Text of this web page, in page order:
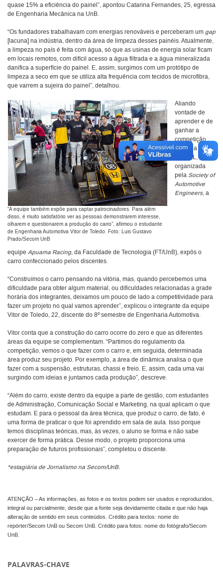
quase 15% a eficiência do painel”, apontou Catarina Fernandes, 25, egressa
de Engenharia Mecânica na UnB.
“Os fundadores trabalhavam com energias renováveis e perceberam um gap
[lacuna] na indústria, dentro da área de limpeza desses painéis. Atualmente,
a limpeza no país é feita com água, só que as usinas de energia solar ficam
em locais remotos, com difícil acesso a água filtrada e a água mineralizada
danifica a superfície do painel. E, assim, surgimos com um protótipo de
limpeza a seco em que se utiliza alta frequência com tecidos de microfibra,
que varrem a sujeira do painel”, detalhou.
“A equipe também expõe para captar patrocinadores. Para além
disso, é muito satisfatório ver as pessoas demonstrarem interesse,
olharem e questionarem a produção do carro”, afirmou o estudante
de Engenharia Automotiva Vitor de Toledo. Foto: Luis Gustavo
Prado/Secom UnB
Aliando
vontade de
aprender e de
ganhar a
competição
Fórmula SAE
BRASIL,
organizada
pela Society of
Automotive
Engineers, a
equipe Apuama Racing, da Faculdade de Tecnologia (FT/UnB), expôs o
carro confeccionado pelos discentes.
“Construímos o carro pensando na vitória, mas, quando percebemos uma
dificuldade para obter algum material, ou dificuldades relacionadas a grade
horária dos integrantes, deixamos um pouco de lado a competitividade para
fazer um projeto no qual vamos aprender”, explicou o integrante da equipe
Vitor de Toledo, 22, discente do 8º semestre de Engenharia Automotiva.
Vitor conta que a construção do carro ocorre do zero e que as diferentes
áreas da equipe se complementam. “Partimos do regulamento da
competição, vemos o que fazer com o carro e, em seguida, determinada
área produz seu projeto. Por exemplo, a área de dinâmica analisa o que
fazer com a suspensão, estruturas, chassi e freio. E, assim, cada uma vai
surgindo com ideias e juntamos cada produção”, descreve.
“Além do carro, existe dentro da equipe a parte de gestão, com estudantes
de Administração, Comunicação Social e Marketing, na qual aplicam o que
estudam. E para o pessoal da área técnica, que produz o carro, de fato, é
uma forma de praticar o que foi aprendido em sala de aula. Isso porque
temos disciplinas teóricas, mas, às vezes, o aluno se forma e não sabe
exercer de forma prática. Desse modo, o projeto proporciona uma
preparação de futuros profissionais”, completou o discente.
*estagiária de Jornalismo na Secom/UnB.
ATENÇÃO – As informações, as fotos e os textos podem ser usados e reproduzidos,
integral ou parcialmente, desde que a fonte seja devidamente citada e que não haja
alteração de sentido em seus conteúdos. Crédito para textos: nome do
repórter/Secom UnB ou Secom UnB. Crédito para fotos: nome do fotógrafo/Secom
UnB.
PALAVRAS-CHAVE